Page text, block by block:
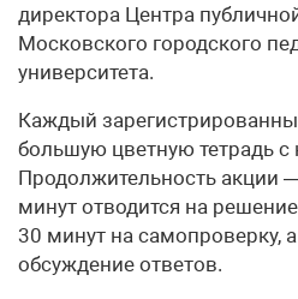
директора Центра
Московского городского
университета.
Каждый
большую цветную тетрадь с
Продолжительность акции
минут отводится на
30 минут на самопроверку,
обсуждение ответов.